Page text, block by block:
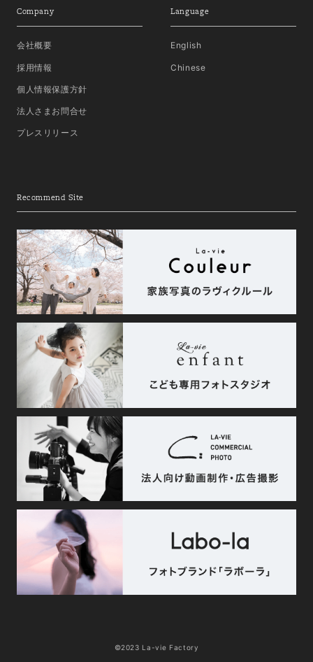
Company
会社概要
採用情報
個人情報保護方針
法人さまお問合せ
プレスリリース
Language
English
Chinese
Recommend Site
©2023 La-vie Factory